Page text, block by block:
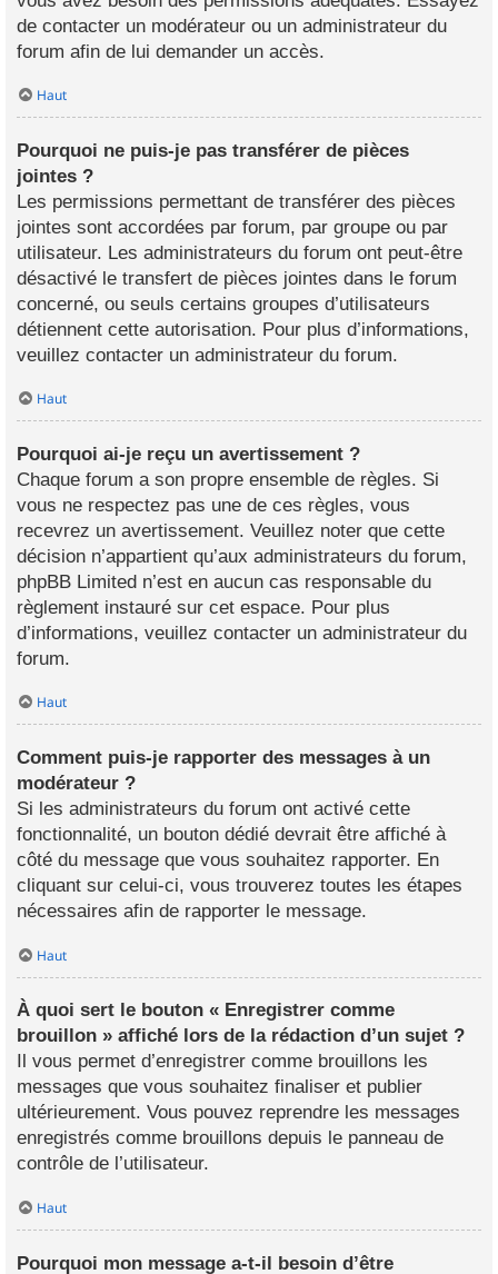
de contacter un modérateur ou un administrateur du
forum afin de lui demander un accès.
Haut
Pourquoi ne puis-je pas transférer de pièces
jointes ?
Les permissions permettant de transférer des pièces
jointes sont accordées par forum, par groupe ou par
utilisateur. Les administrateurs du forum ont peut-être
désactivé le transfert de pièces jointes dans le forum
concerné, ou seuls certains groupes d’utilisateurs
détiennent cette autorisation. Pour plus d’informations,
veuillez contacter un administrateur du forum.
Haut
Pourquoi ai-je reçu un avertissement ?
Chaque forum a son propre ensemble de règles. Si
vous ne respectez pas une de ces règles, vous
recevrez un avertissement. Veuillez noter que cette
décision n’appartient qu’aux administrateurs du forum,
phpBB Limited n’est en aucun cas responsable du
règlement instauré sur cet espace. Pour plus
d’informations, veuillez contacter un administrateur du
forum.
Haut
Comment puis-je rapporter des messages à un
modérateur ?
Si les administrateurs du forum ont activé cette
fonctionnalité, un bouton dédié devrait être affiché à
côté du message que vous souhaitez rapporter. En
cliquant sur celui-ci, vous trouverez toutes les étapes
nécessaires afin de rapporter le message.
Haut
À quoi sert le bouton « Enregistrer comme
brouillon » affiché lors de la rédaction d’un sujet ?
Il vous permet d’enregistrer comme brouillons les
messages que vous souhaitez finaliser et publier
ultérieurement. Vous pouvez reprendre les messages
enregistrés comme brouillons depuis le panneau de
contrôle de l’utilisateur.
Haut
Pourquoi mon message a-t-il besoin d’être